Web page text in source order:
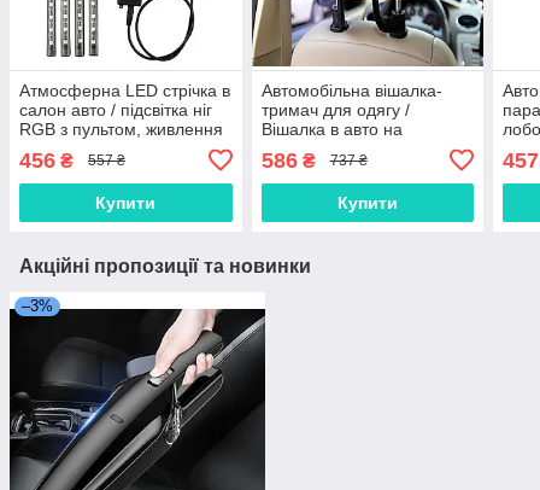
Атмосферна LED стрічка в
салон авто / підсвітка ніг
RGB з пультом, живлення
456 ₴ 557 ₴
Купити
Автомобільна вішалка-
тримач для одягу /
Вішалка в авто на
Автомобільний плечики-
вішак
586₴ 737 ₴
Купити
457
Акційні пропозиції та новинки
–3%